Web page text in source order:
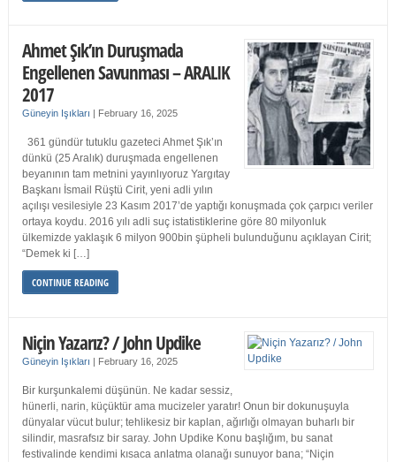
Ahmet Şık’ın Duruşmada
Engellenen Savunması – ARALIK
2017
Güneyin Işıkları | February 16, 2025
361 gündür tutuklu gazeteci Ahmet Şık’ın
dünkü (25 Aralık) duruşmada engellenen
beyanının tam metnini yayınlıyoruz Yargıtay
Başkanı İsmail Rüştü Cirit, yeni adli yılın
açılışı vesilesiyle 23 Kasım 2017’de yaptığı konuşmada çok çarpıcı veriler
ortaya koydu. 2016 yılı adli suç istatistiklerine göre 80 milyonluk
ülkemizde yaklaşık 6 milyon 900bin şüpheli bulunduğunu açıklayan Cirit;
“Demek ki […]
CONTINUE READING
Niçin Yazarız? / John Updike
Güneyin Işıkları | February 16, 2025
Bir kurşunkalemi düşünün. Ne kadar sessiz,
hünerli, narin, küçüktür ama mucizeler yaratır! Onun bir dokunuşuyla
dünyalar vücut bulur; tehlikesiz bir kaplan, ağırlığı olmayan buharlı bir
silindir, masrafsız bir saray. John Updike Konu başlığım, bu sanat
festivalinde kendimi kısaca anlatma olanağı sunuyor bana; “Niçin